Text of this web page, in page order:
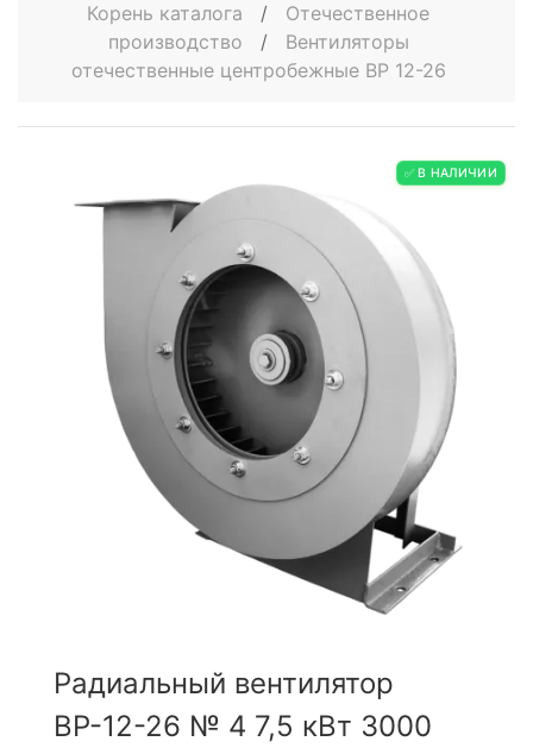
Корень каталога /
Отечественное
производство
/
Вентиляторы
отечественные центробежные ВР 12-26
✅ В НАЛИЧИИ
Радиальный вентилятор
ВР-12-26 № 4 7,5 кВт 3000